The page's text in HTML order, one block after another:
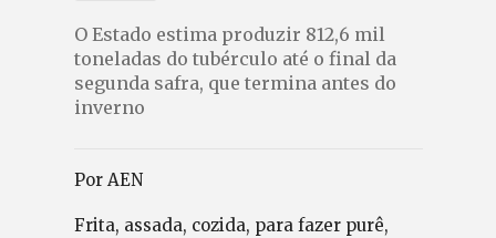
O Estado estima produzir 812,6 mil
toneladas do tubérculo até o final da
segunda safra, que termina antes do
inverno
Por AEN
Frita, assada, cozida, para fazer purê,